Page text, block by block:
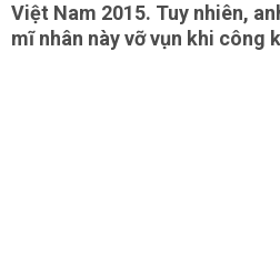
Việt Nam 2015. Tuy nhiên,
mĩ nhân này vỡ vụn khi công